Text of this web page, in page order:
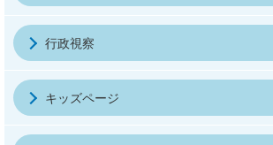
行政視察
キッズページ